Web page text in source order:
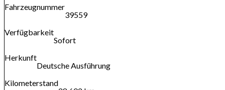
Fahrzeugnummer
39559
Verfügbarkeit
Sofort
Herkunft
Deutsche Ausführung
Kilometerstand